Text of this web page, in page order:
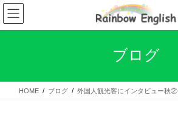
コ
ン
テ
ス
ナ
ビ
ゲ
ン
ブログ
HOME ブログ 外国人観光客にインタビュー秋②